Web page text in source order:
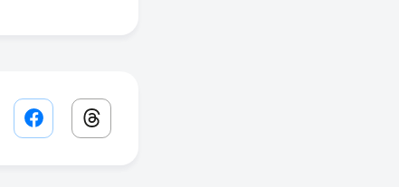
Facebook share link
Threads share link